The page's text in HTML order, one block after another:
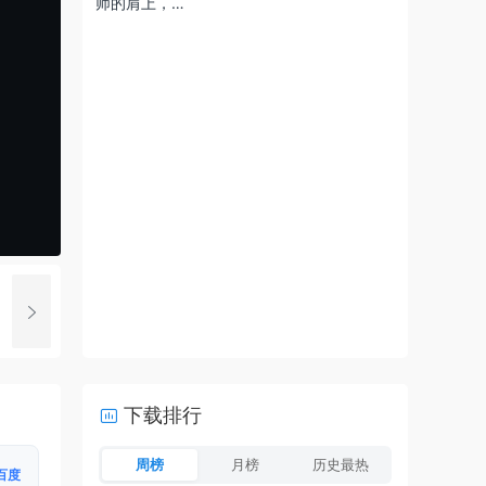
度
下载排行
周榜 月榜 历史最热